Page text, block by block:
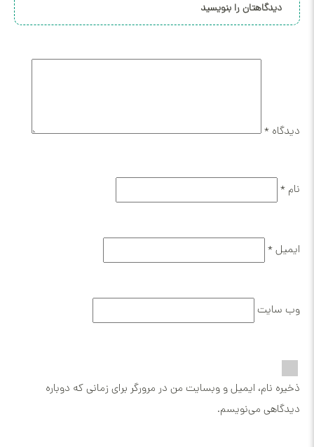
دیدگاهتان را بنویسید
دیدگاه*
نام*
ایمیل*
وب‌ سایت
ذخیره نام، ایمیل و وبسایت من در مرورگر برای زمانی که دوباره
دیدگاهی می‌نویسم.